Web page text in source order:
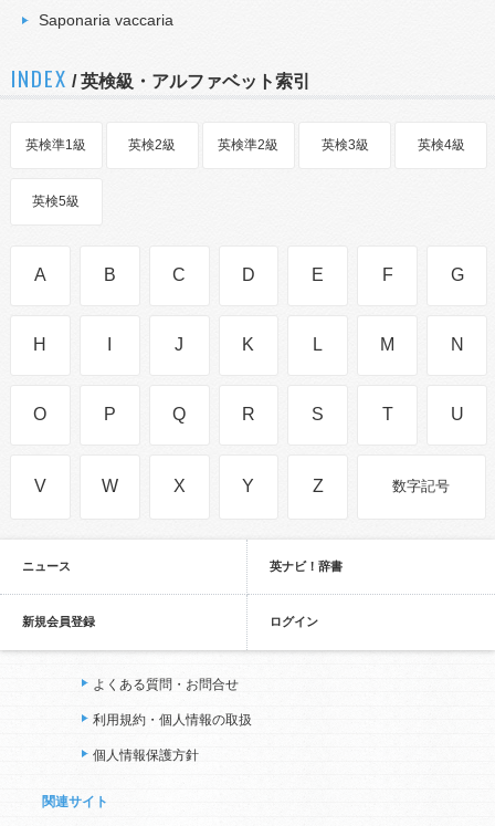
Saponaria vaccaria
INDEX / 英検級・アルファベット索引
英検準1級 英検2級 英検準2級 英検3級 英検4級
英検5級
A B C D E F G
H J K L M N
O P Q R S T U
V W X Y Z 数字記号
ニュース 英ナビ！辞書
新規会員登録 ログイン
よくある質問・お問合せ
利用規約・個人情報の取扱
個人情報保護方針
関連サイト